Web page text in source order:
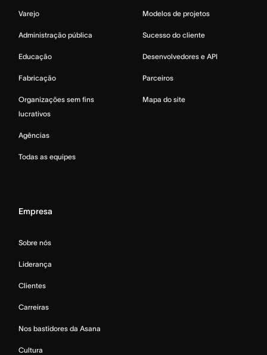
Varejo
Administração pública
Educação
Fabricação
Organizações sem fins
lucrativos
Agências
Todas as equipes
Modelos de projetos
Sucesso do cliente
Desenvolvedores e API
Parceiros
Mapa do site
Empresa
Sobre nós
Liderança
Clientes
Carreiras
Nos bastidores da Asana
Cultura